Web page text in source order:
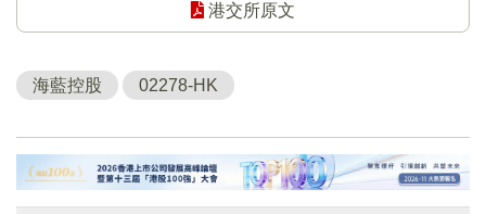
港交所原文
海藍控股 02278-HK